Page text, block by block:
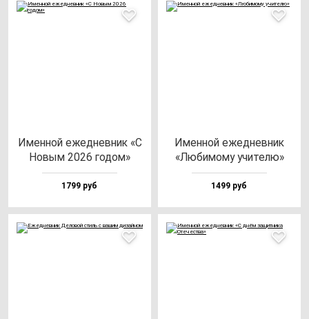
Имен­ной ежед­нев­ник «С
Новым 2026 го­дом»
1799 руб
Имен­ной ежед­нев­ник
«Люби­мо­му учи­те­лю»
1499 руб